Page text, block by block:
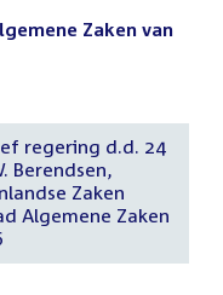
Zaken van
regering d.d. 24
Berendsen,
Zaken
Algemene Zaken